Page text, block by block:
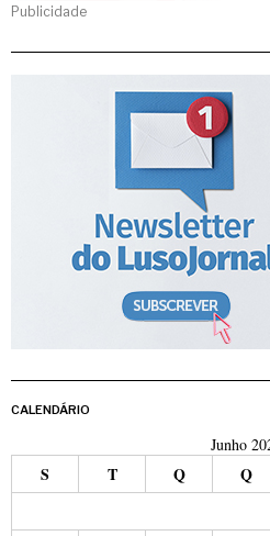
Publicidade
CALENDÁRIO
Junho
S T Q Q